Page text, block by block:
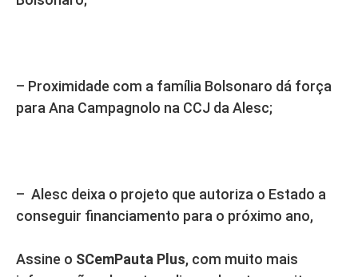
– Proximidade com a família Bolsonaro dá força
para Ana Campagnolo na CCJ da Alesc;
– Alesc deixa o projeto que autoriza o Estado a
conseguir financiamento para o próximo ano,
Assine o SCemPauta Plus, com muito mais